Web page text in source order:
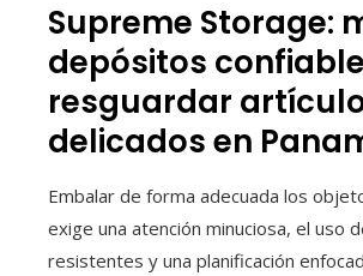
Supreme Storage:
depósitos
resguardar
delicados en
Embalar de forma adecuada los
exige una atención minuciosa, el uso
resistentes y una planificación